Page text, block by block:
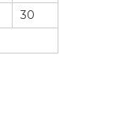
30